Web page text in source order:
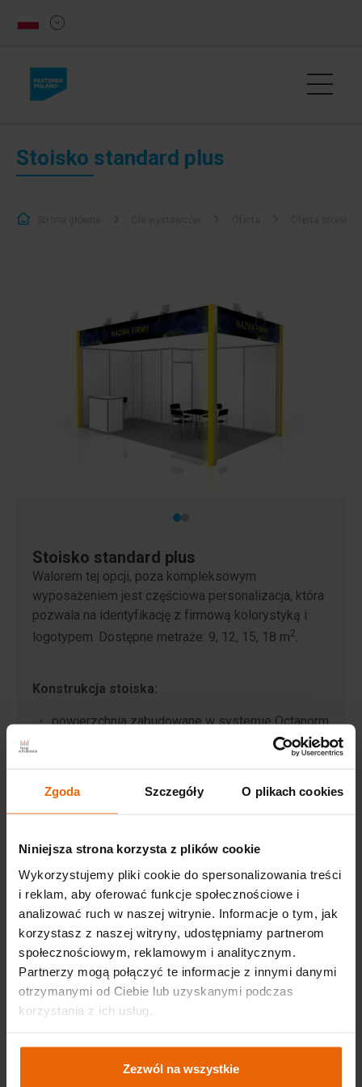
Zgoda Szczegóły O plikach cookies
Niniejsza strona korzysta z plików cookie
Wykorzystujemy pliki cookie do spersonalizowania treści
i reklam, aby oferować funkcje społecznościowe i
analizować ruch w naszej witrynie. Informacje o tym, jak
korzystasz z naszej witryny, udostępniamy partnerom
społecznościowym, reklamowym i analitycznym.
Partnerzy mogą połączyć te informacje z innymi danymi
otrzymanymi od Ciebie lub uzyskanymi podczas
korzystania z ich usług.
Zezwól na wszystkie
Stoisko standard plus
Stoisko standard plus
Walorem tej opcji, poza kompleksowym
wyposażeniem jest częściowa personalizacja, która
pozwala na identyfikację z firmową kolorystyką i
logotypem. Dostępne metraże: 9, 12, 15, 18 m2.
Konstrukcja stoiska:
powierzchnia zabudowane w systemie Octanorm
wybranym kolorze
Aranżacja stoiska obejmuje:
fryz na tkaninie z identyfikacją graficzną firmy
wykładzinę - kolor do wyboru
Wyposażenie:
lada recepcyjna
stół